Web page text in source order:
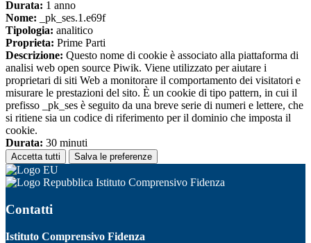
Durata: 1 anno
Nome: _pk_ses.1.e69f
Tipologia: analitico
Proprieta: Prime Parti
Descrizione: Questo nome di cookie è associato alla piattaforma di
analisi web open source Piwik. Viene utilizzato per aiutare i
proprietari di siti Web a monitorare il comportamento dei visitatori e
misurare le prestazioni del sito. È un cookie di tipo pattern, in cui il
prefisso _pk_ses è seguito da una breve serie di numeri e lettere, che
si ritiene sia un codice di riferimento per il dominio che imposta il
cookie.
Durata: 30 minuti
Accetta tutti Salva le preferenze
Istituto Comprensivo Fidenza
Contatti
Istituto Comprensivo Fidenza